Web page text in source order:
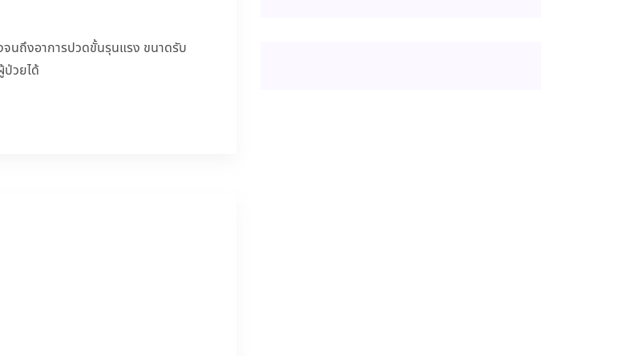
นถึงอาการปวดขั้นรุนแรง ขนาดรับ
ป่วยได้